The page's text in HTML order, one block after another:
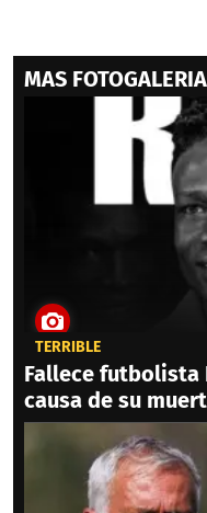
MAS
TERRIBLE
Fallece futbolista
causa de su